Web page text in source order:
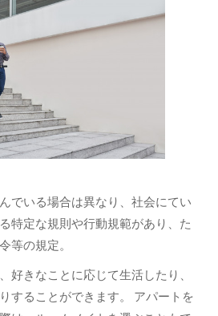
でいる場合は異なり、社会にてい
特定な規則や行動規範があり、た
等の規定。
好きなことに応じて生活したり、
することができます。 アパートを